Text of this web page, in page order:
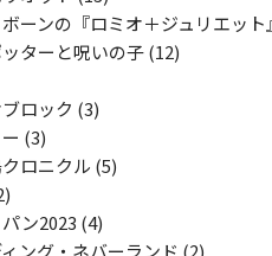
ーンの『ロミオ＋ジュリエット』
ターと呪いの子(12)
ロック (3)
(3)
ロニクル (5)
ン2023 (4)
ング・ネバーランド (2)